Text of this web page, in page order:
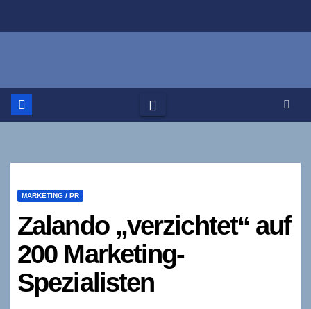
Inhalt
MARKETING / PR
Zalando „verzichtet“ auf
200 Marketing-
Spezialisten